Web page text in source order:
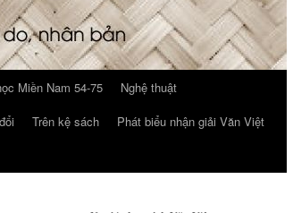
Miền Nam 54-75
Nghệ thuật
Trên kệ sách
Phát biểu nhận giải Văn Việt